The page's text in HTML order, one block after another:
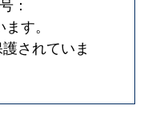
す。
されていま